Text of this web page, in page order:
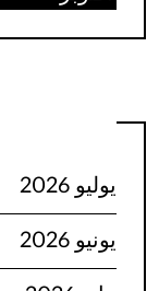
يوليو 2026
يونيو 2026